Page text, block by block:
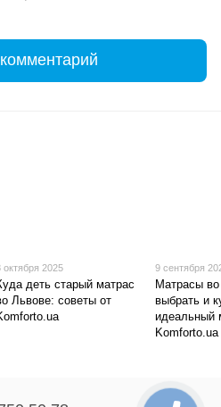
октября 2025
деть старый матрас
Львове: советы от
9 сентября
Матрасы
выбрать и
идеальный
Komforto.ua